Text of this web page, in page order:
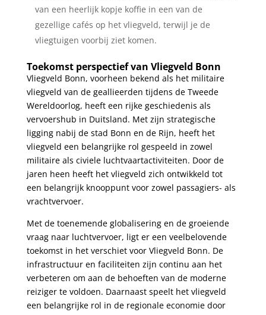
van een‍ heerlijk kopje‍ koffie in‍ een ​van de
gezellige cafés ‍op het vliegveld, terwijl je ⁣de
vliegtuigen ⁤voorbij ziet komen.
Toekomst⁢ perspectief van⁤ Vliegveld ‍Bonn
Vliegveld Bonn, voorheen ⁤bekend⁣ als het militaire ​
vliegveld van de geallieerden tijdens de Tweede
Wereldoorlog, heeft een rijke‌ geschiedenis als
vervoershub in Duitsland. Met zijn⁢ strategische
ligging nabij de stad Bonn ‍en de Rijn, heeft het
vliegveld een belangrijke rol gespeeld in zowel
militaire ​als civiele luchtvaartactiviteiten. Door de
jaren heen heeft het vliegveld zich ontwikkeld tot
een belangrijk‍ knooppunt voor ‍zowel ⁤passagiers- als
vrachtvervoer.
Met de toenemende globalisering en ⁢de groeiende
vraag naar luchtvervoer, ligt er een veelbelovende
toekomst in het verschiet voor Vliegveld Bonn. De
‍infrastructuur en faciliteiten zijn continu ⁤aan het
verbeteren om aan de⁣ behoeften van de moderne
reiziger te ⁢voldoen.‌ Daarnaast speelt het vliegveld
een belangrijke rol in de regionale economie door